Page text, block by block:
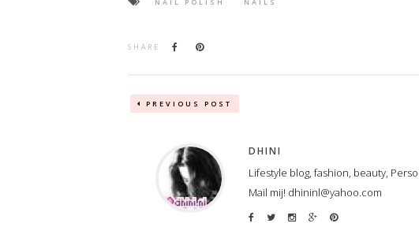
SHARE
PREVIOUS POST
DHINI
Lifestyle blog, fashion, beauty,
Mail mij! dhininl@yahoo.com